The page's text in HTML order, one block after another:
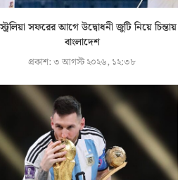
সফরের আগে উদ্বোধনী জুটি নিয়ে চিন্তায়
বাংলাদেশ
প্রকাশ:৩ আগস্ট ২০২৬, ১২:৩৮